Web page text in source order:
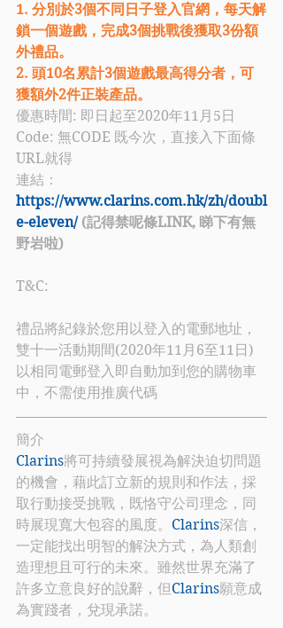
1. 分別於3個不同日子登入官網，每天解
鎖一個遊戲，完成3個挑戰後獲取3份額
外禮品。
2. 頭10名累計3個遊戲最高得分者，可
獲額外2件正裝產品。
優惠時間: 即日起至2020年11月5日
Code: 無CODE 既今次，直接入下面條
URL就得
連結：
https://www.clarins.com.hk/zh/doubl
e-eleven/ (記得禁呢條LINK, 睇下有無
野岩啦)
T&C:
禮品將紀錄於您用以登入的電郵地址，
雙十一活動期間(2020年11月6至11日)
以相同電郵登入即自動加到您的購物車
中，不需使用推廣代碼
簡介
Clarins將可持續發展視為解決迫切問題
的機會，藉此訂立新的規則和作法，採
取行動接受挑戰，既恪守公司理念，同
時展現寬大包容的風度。 Clarins深信，
一定能找出明智的解決方式，為人類創
造理想且可行的未來。雖然世界充滿了
許多立意良好的說辭，但Clarins願意成
為實踐者，兌現承諾。